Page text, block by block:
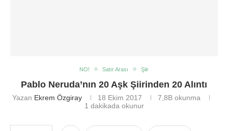
NO! Satır Arası Şiir
Pablo Neruda’nın 20 Aşk Şiirinden 20 Alıntı
Yazan Ekrem Özgiray 18 Ekim 2017 7,8Bokunma
1 dakikada okunur